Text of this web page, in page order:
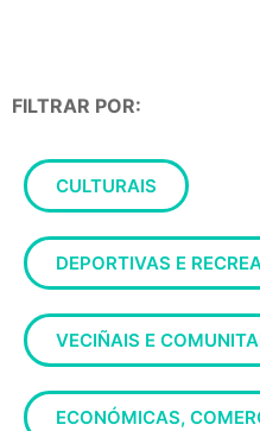
FILTRAR POR:
CULTURAIS
DEPORTIVAS E
VECIÑAIS E
ECONÓMICAS,